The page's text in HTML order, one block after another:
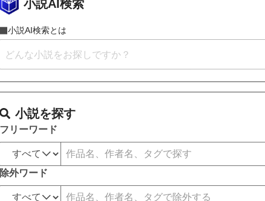
小説AI検索
小説AI検索とは
小説を探す
フリーワード
除外ワード